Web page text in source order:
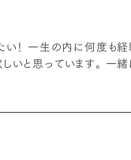
い！ 一生の内に何度も
と思っています。 一緒